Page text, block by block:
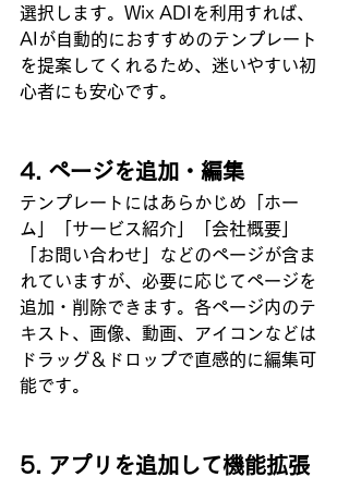
選択します。Wix ADIを利用すれば、
AIが自動的におすすめのテンプレート
を提案してくれるため、迷いやすい初
心者にも安心です。
4. ページを追加・編集
テンプレートにはあらかじめ「ホー
ム」「サービス紹介」「会社概要」
「お問い合わせ」などのページが含ま
れていますが、必要に応じてページを
追加・削除できます。各ページ内のテ
キスト、画像、動画、アイコンなどは
ドラッグ＆ドロップで直感的に編集可
能です。
5. アプリを追加して機能拡張